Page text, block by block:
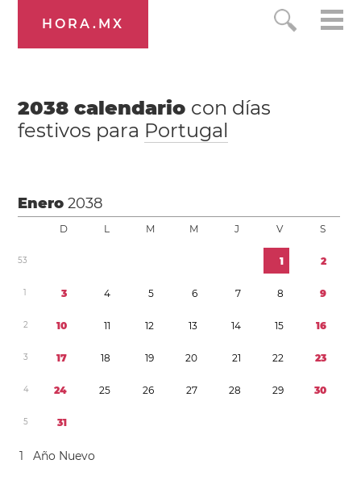
HORA.MX
2038 calendario con días
festivos para Portugal
Enero2038
D L M M J V S
53 1 2
1 3 4 5 6 7 8 9
2 10 11 12 13 14 15 16
3 17 18 19 20 21 22 23
4 24 25 26 27 28 29 30
5 31
1 Año Nuevo